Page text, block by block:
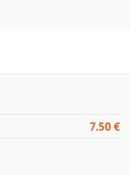
7.50 €